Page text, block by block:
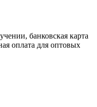
банковская карта
оплата для оптовых